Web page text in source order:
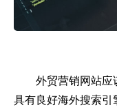
外贸营销网站应该
具有良好海外搜索引